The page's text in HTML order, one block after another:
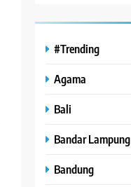
#Trending
Agama
Bali
Bandar Lampung
Bandung